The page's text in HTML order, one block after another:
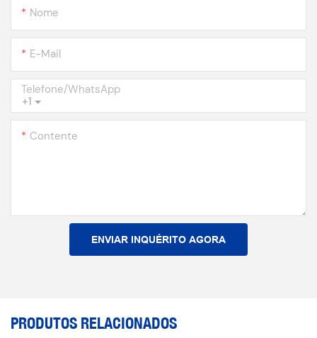
Nome
E-Mail
+1
Telefone/WhatsApp
Contente
ENVIAR INQUÉRITO AGORA
PRODUTOS RELACIONADOS